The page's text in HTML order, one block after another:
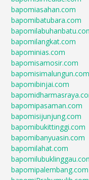
bapomiasahan.com
bapomibatubara.com
bapomilangkat.com
bapominias.com
bapomisamosir.com
bapomisimalungun.com
bapomibinjai.com
bapomipasaman.com
bapomisijunjung.com
bapomibukittinggi.com
bapomibanyuasin.com
bapomilahat.com
bapomipalembang.com